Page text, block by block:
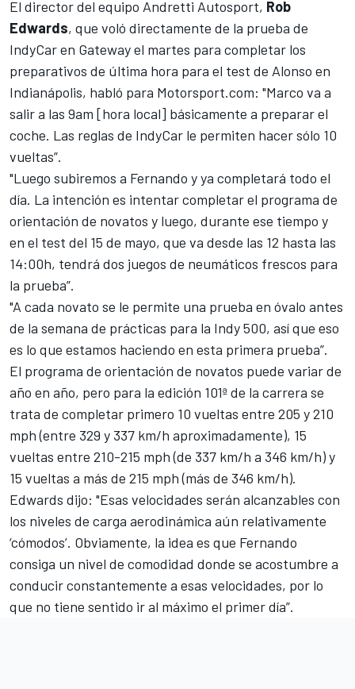
El director del equipo Andretti Autosport, Rob
Edwards, que voló directamente de la prueba de
IndyCaren Gateway el martes para completar los
preparativos de última hora para el test de Alonso en
Indianápolis, habló para Motorsport.com: "Marco va a
salir a las 9am [hora local] básicamente a preparar el
coche. Las reglas de IndyCar le permiten hacer sólo 10
vueltas”.
"Luego subiremos a Fernando y ya completará todo el
día. La intención es intentar completar el programa de
orientación de novatos y luego, durante ese tiempo y
en el test del 15 de mayo, que va desde las 12 hasta las
14:00h, tendrá dos juegos de neumáticos frescos para
la prueba”.
"A cada novato se le permite una prueba en óvalo antes
de la semana de prácticas para la Indy 500, así que eso
es lo que estamos haciendo en esta primera prueba”.
El programa de orientación de novatos puede variar de
año en año, pero para la edición 101ª de la carrera se
trata de completar primero 10 vueltas entre 205 y 210
mph (entre 329 y 337 km/h aproximadamente), 15
vueltas entre 210-215 mph (de 337 km/h a 346 km/h) y
15 vueltas a más de 215 mph (más de 346 km/h).
Edwards dijo: "Esas velocidades serán alcanzables con
los niveles de carga aerodinámica aún relativamente
‘cómodos’. Obviamente, la idea es que Fernando
consiga un nivel de comodidad donde se acostumbre a
conducir constantemente a esas velocidades, por lo
que no tiene sentido ir al máximo el primer día”.